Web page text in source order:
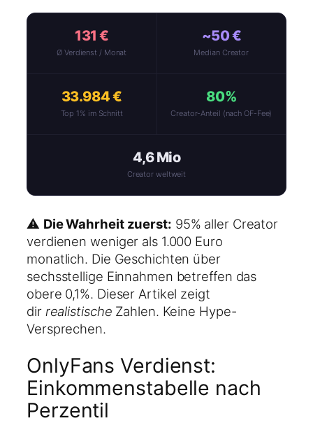
131 €
Ø Verdienst / Monat
~50 €
Median Creator
33.984 €
Top 1% im Schnitt
80%
Creator-Anteil (nach OF-Fee)
4,6 Mio
Creator weltweit
⚠️ Die Wahrheit zuerst: 95% aller Creator
verdienen weniger als 1.000 Euro
monatlich. Die Geschichten über
sechsstellige Einnahmen betreffen das
obere 0,1%. Dieser Artikel zeigt
dir realistische Zahlen. Keine Hype-
Versprechen.
OnlyFans Verdienst:
Einkommenstabelle nach
Perzentil